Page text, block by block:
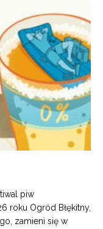
piw
roku Ogród Błękitny,
zamieni się w